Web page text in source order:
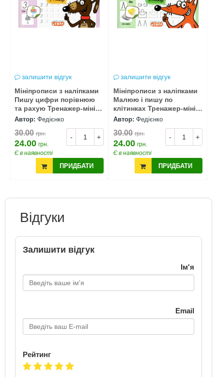
залишити відгук
Мініпрописи з наліпками
Пишу цифри порівнюю
та рахую Тренажер-міні
5+
Автор: Федієнко
- +
30.00 грн.
24.00 грн.
Є в наявності
ПРИДБАТИ
залишити відгук
Мініпрописи з наліпками
Малюю і пишу по
клітинках Тренажер-міні
5+
Автор: Федієнко
- +
30.00 грн.
24.00 грн.
Є в наявності
ПРИДБАТИ
Відгуки
Залишити відгук
Ім'я
Email
Рейтинг